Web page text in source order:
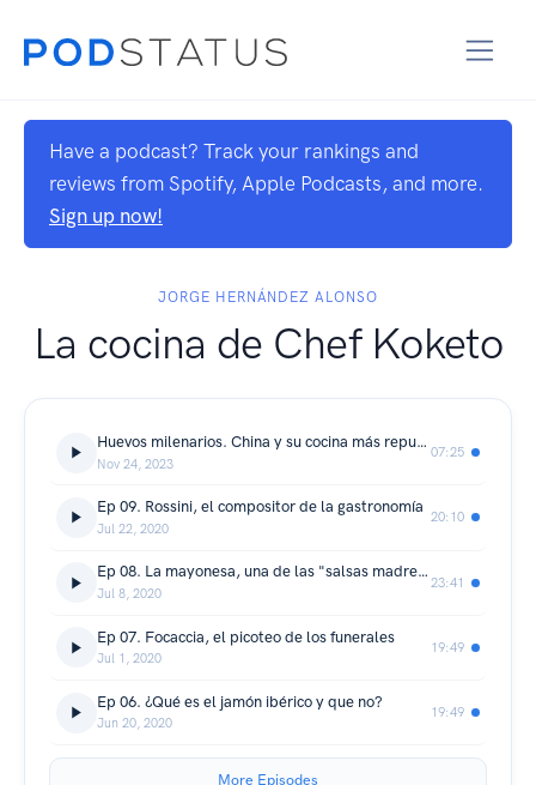
Have a podcast? Track your rankings and
reviews from Spotify, Apple Podcasts, and more.
Sign up now!
JORGE HERNÁNDEZ ALONSO
La cocina de Chef Koketo
Huevos milenarios. China y su cocina más repulsiva
Nov 24, 2023
07:25
Ep 09. Rossini, el compositor de la gastronomía
Jul 22, 2020
20:10
Ep 08. La mayonesa, una de las "salsas madres"
Jul 8, 2020
23:41
Ep 07. Focaccia, el picoteo de los funerales
Jul 1, 2020
19:49
Ep 06. ¿Qué es el jamón ibérico y que no?
Jun 20, 2020
19:49
More Episodes